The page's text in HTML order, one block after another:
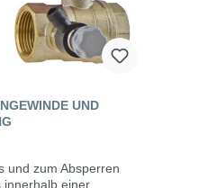
UND
und zum Absperren
innerhalb einer